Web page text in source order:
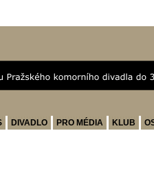
DIVADLO PRO MÉDIA KLUB